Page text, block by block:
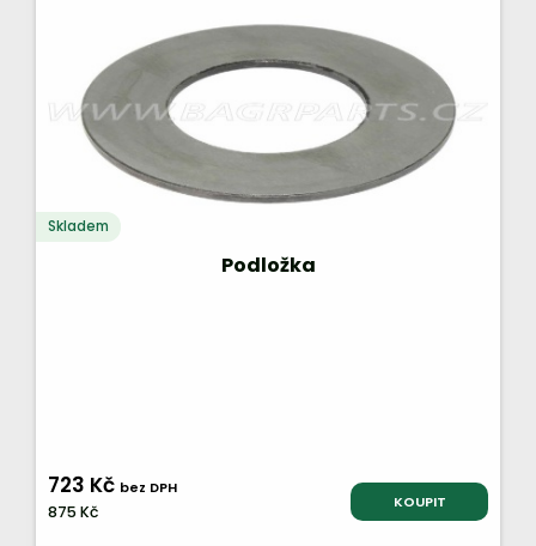
Skladem
Podložka
723 Kč bez DPH
875 Kč KOUPIT